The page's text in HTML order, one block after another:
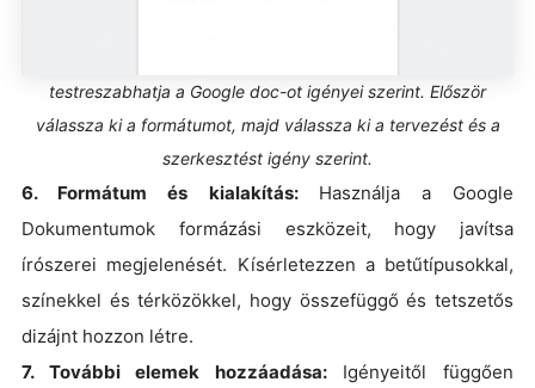
testreszabhatja a Google doc-ot igényei szerint. Először
válassza ki a formátumot, majd válassza ki a tervezést és a
szerkesztést igény szerint.
6. Formátum és kialakítás: Használja a Google
Dokumentumok formázási eszközeit, hogy javítsa
írószerei megjelenését. Kísérletezzen a betűtípusokkal,
színekkel és térközökkel, hogy összefüggő és tetszetős
dizájnt hozzon létre.
7. További elemek hozzáadása:Igényeitől függően